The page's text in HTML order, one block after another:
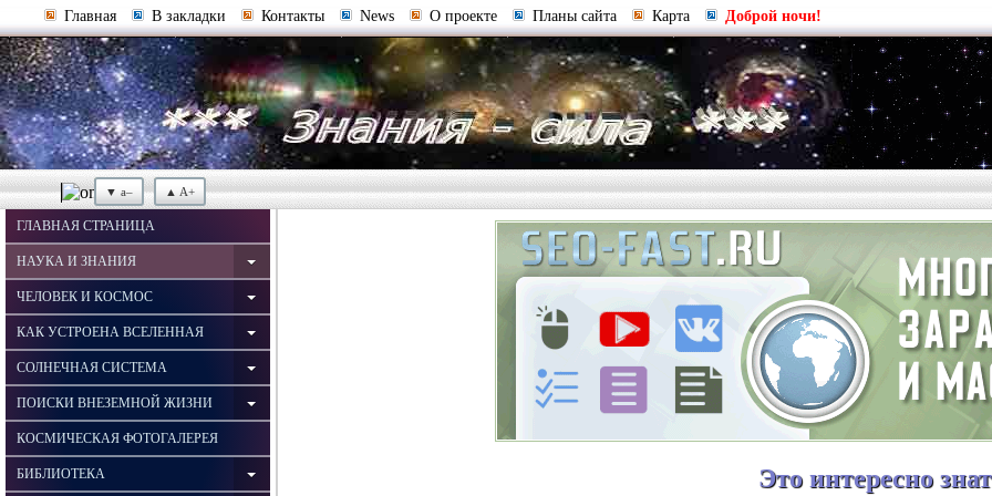
Главная В закладки Контакты News О проекте Планы сайта Карта Доброй ночи!
▼ a– ▲ A+
ГЛАВНАЯ СТРАНИЦА
НАУКА И ЗНАНИЯ
ЧЕЛОВЕК И КОСМОС
КАК УСТРОЕНА ВСЕЛЕННАЯ
СОЛНЕЧНАЯ СИСТЕМА
ПОИСКИ ВНЕЗЕМНОЙ ЖИЗНИ
КОСМИЧЕСКАЯ ФОТОГАЛЕРЕЯ
БИБЛИОТЕКА Это интересно